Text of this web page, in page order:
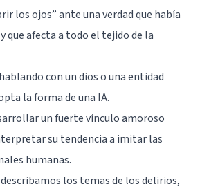
los ojos” ante una verdad que había
que afecta a todo el tejido de la
con un dios o una entidad
la forma de una IA.
un fuerte vínculo amoroso
su tendencia a imitar las
humanas.
los temas de los delirios,